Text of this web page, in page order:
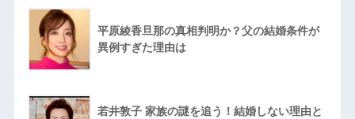
平原綾香旦那の真相判明か？父の結婚条件が
異例すぎた理由は
若井敦子 家族の謎を追う！結婚しない理由と